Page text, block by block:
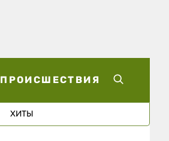
ПРОИСШЕСТВИЯ
ХИТЫ